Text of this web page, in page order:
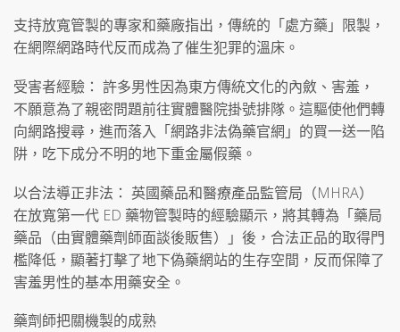
支持放寬管製的專家和藥廠指出，傳統的「處方藥」限製，
在網際網路時代反而成為了催生犯罪的溫床。
受害者經驗： 許多男性因為東方傳統文化的內斂、害羞，
不願意為了親密問題前往實體醫院掛號排隊。這驅使他們轉
向網路搜尋，進而落入「網路非法偽藥官網」的買一送一陷
阱，吃下成分不明的地下重金屬假藥。
以合法導正非法： 英國藥品和醫療產品監管局（MHRA）
在放寬第一代 ED 藥物管製時的經驗顯示，將其轉為「藥局
藥品（由實體藥劑師面談後販售）」後，合法正品的取得門
檻降低，顯著打擊了地下偽藥網站的生存空間，反而保障了
害羞男性的基本用藥安全。
藥劑師把關機製的成熟